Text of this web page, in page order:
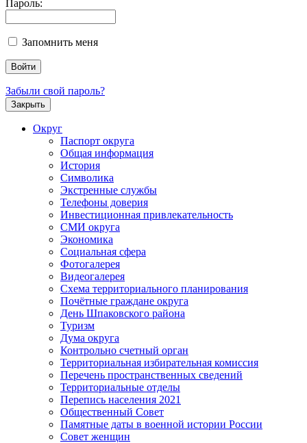
Пароль:
Запомнить меня
Забыли свой пароль?
Закрыть
Округ
Паспорт округа
Общая информация
История
Символика
Экстренные службы
Телефоны доверия
Инвестиционная привлекательность
СМИ округа
Экономика
Социальная сфера
Фотогалерея
Видеогалерея
Схема территориального планирования
Почётные граждане округа
День Шпаковского района
Туризм
Дума округа
Контрольно счетный орган
Территориальная избирательная комиссия
Перечень пространственных сведений
Территориальные отделы
Перепись населения 2021
Общественный Совет
Памятные даты в военной истории России
Совет женщин